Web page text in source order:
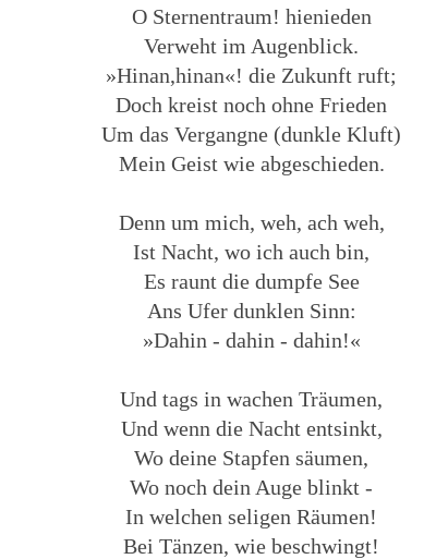
O Sternentraum! hienieden
Verweht im Augenblick.
»Hinan,hinan«! die Zukunft ruft;
Doch kreist noch ohne Frieden
Um das Vergangne (dunkle Kluft)
Mein Geist wie abgeschieden.
Denn um mich, weh, ach weh,
Ist Nacht, wo ich auch bin,
Es raunt die dumpfe See
Ans Ufer dunklen Sinn:
»Dahin - dahin - dahin!«
Und tags in wachen Träumen,
Und wenn die Nacht entsinkt,
Wo deine Stapfen säumen,
Wo noch dein Auge blinkt -
In welchen seligen Räumen!
Bei Tänzen, wie beschwingt!